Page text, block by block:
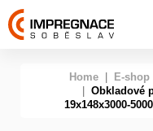
Home E-shop
Obkladové
19x148x3000-